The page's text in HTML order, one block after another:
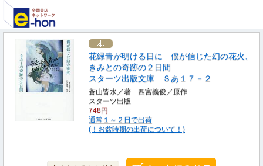
花緑青が明ける日に 僕が信じた幻の花火、
きみとの奇跡の２日間
スターツ出版文庫 Ｓあ１７－２
蒼山皆水／著 四宮義俊／原作
スターツ出版
748円
通常１～２日で出荷
(！お盆時期の出荷について！)